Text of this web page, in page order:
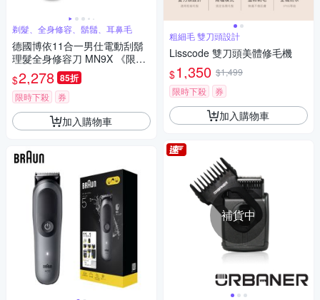
剃髮、全身修容、鬍鬚、耳鼻毛
德國博依11合一男仕電動刮鬍
理髮全身修容刀 MN9X 《限定
版-晨曦莓紅》
$2,278 85折
限時下殺 券
加入購物車
粗細毛 雙刀頭設計
Lisscode 雙刀頭美體修毛機
$1,350 $1,499
限時下殺
券
加入購物車
補貨中